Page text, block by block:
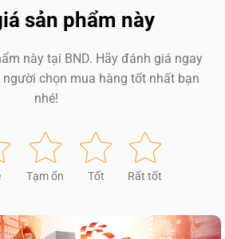
sản phẩm này
này tại BND. Hãy đánh giá ngay
chọn mua hàng tốt nhất bạn
nhé!
Tạm ổn Tốt Rất tốt